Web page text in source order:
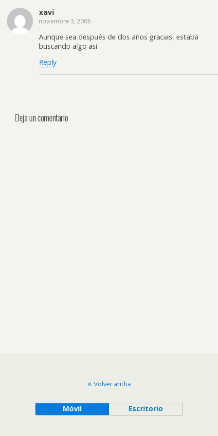
xavi
noviembre 3, 2008
Aunque sea después de dos años gracias, estaba
buscando algo así
Reply
Deja un comentario
Volver arriba
Móvil Escritorio